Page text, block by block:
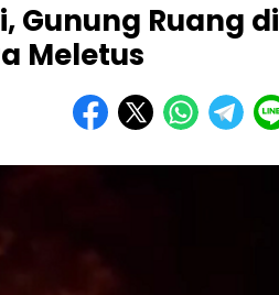
Gunung Ruang di
Meletus